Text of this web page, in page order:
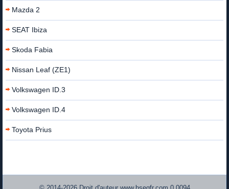
Mazda 2
SEAT Ibiza
Skoda Fabia
Nissan Leaf (ZE1)
Volkswagen ID.3
Volkswagen ID.4
Toyota Prius